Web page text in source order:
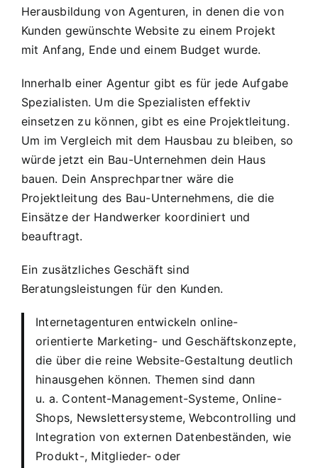
Herausbildung von Agenturen, in denen die von
Kunden gewünschte Website zu einem Projekt
mit Anfang, Ende und einem Budget wurde.
Innerhalb einer Agentur gibt es für jede Aufgabe
Spezialisten. Um die Spezialisten effektiv
einsetzen zu können, gibt es eine Projektleitung.
Um im Vergleich mit dem Hausbau zu bleiben, so
würde jetzt ein Bau-Unternehmen dein Haus
bauen. Dein Ansprechpartner wäre die
Projektleitung des Bau-Unternehmens, die die
Einsätze der Handwerker koordiniert und
beauftragt.
Ein zusätzliches Geschäft sind
Beratungsleistungen für den Kunden.
Internetagenturen entwickeln online-
orientierte Marketing- und Geschäftskonzepte,
die über die reine Website-Gestaltung deutlich
hinausgehen können. Themen sind dann
u. a. Content-Management-Systeme, Online-
Shops, Newslettersysteme, Webcontrolling und
Integration von externen Datenbeständen, wie
Produkt-, Mitglieder- oder